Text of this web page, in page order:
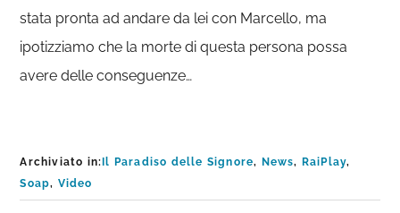
stata pronta ad andare da lei con Marcello, ma
ipotizziamo che la morte di questa persona possa
avere delle conseguenze…
Archiviato in: Il Paradiso delle Signore, News, RaiPlay,
Soap, Video